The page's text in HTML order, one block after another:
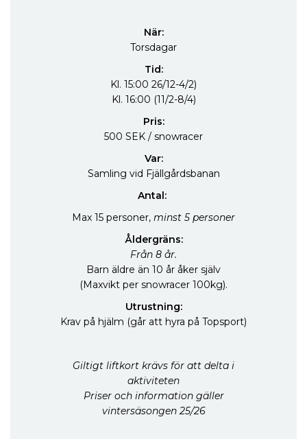
När:
Torsdagar
Tid:
Kl. 15:00 26/12-4/2)
Kl. 16:00 (11/2-8/4)
Pris:
500 SEK / snowracer
Var:
Samling vid Fjällgårdsbanan
Antal:
Max 15 personer, minst 5 personer
Åldergräns:
Från 8 år.
Barn äldre än 10 år åker själv
(Maxvikt per snowracer 100kg).
Utrustning:
Krav på hjälm (går att hyra på Topsport)
Giltigt liftkort krävs för att delta i
aktiviteten
Priser och information gäller
vintersäsongen 25/26